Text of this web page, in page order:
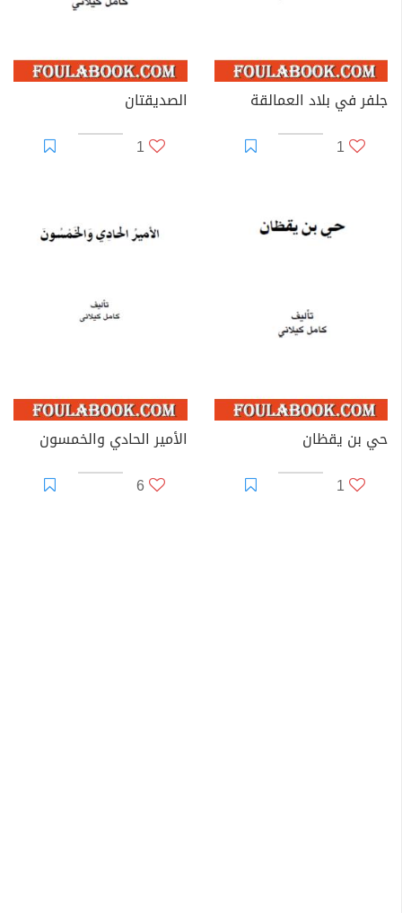
جلفر في بلاد العمالقة
1
الصديقتان
1
حي بن يقظان
1
الأمير الحادي والخمسون
6